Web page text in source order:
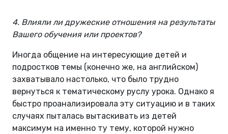
4. Влияли ли дружеские отношения на результаты
Вашего обучения или проектов?
Иногда общение на интересующие детей и
подростков темы (конечно же, на английском)
захватывало настолько, что было трудно
вернуться к тематическому руслу урока. Однако я
быстро проанализировала эту ситуацию и в таких
случаях пыталась вытаскивать из детей
максимум на именно ту тему, которой нужно